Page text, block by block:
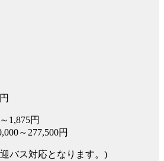
円
1,875円
～277,500円
バス対応となります。)